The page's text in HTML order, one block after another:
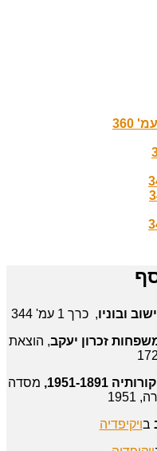
ובוניו, כרך 1 עמ' 344
זכרון יעקב, הוצאת
1891,
מסדה
בויקיפדיה